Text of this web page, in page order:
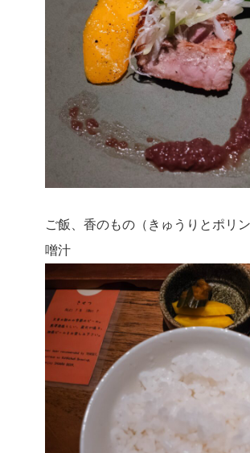
ご飯、香のもの（きゅうりとポリ
噌汁